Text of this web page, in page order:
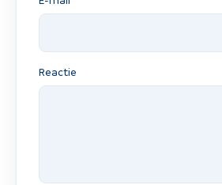
Reactie